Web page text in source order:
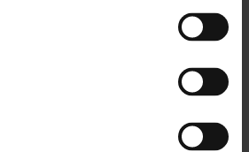
na základě změn v pracovním
se zřídkakdy týkají vnitřních
vytvářejí pracovní výkon,
a pneumatiky a navíc používají
chladicí kapalina nezamrzla.